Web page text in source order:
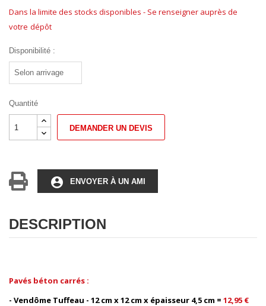
Dans la limite des stocks disponibles - Se renseigner auprès de
votre dépôt
Disponibilité :
Quantité
DEMANDER UN DEVIS
account_circle ENVOYER À UN AMI
DESCRIPTION
Pavés béton carrés :
- Vendôme Tuffeau - 12 cm x 12 cm x épaisseur 4,5 cm = 12,95 €